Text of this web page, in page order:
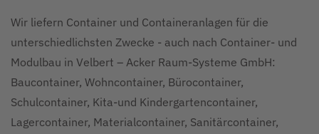
Wir liefern Container und Containeranlagen für die
unterschiedlichsten Zwecke - auch nach Container- und
Modulbau in Velbert – Acker Raum-Systeme GmbH:
Baucontainer, Wohncontainer, Bürocontainer,
Schulcontainer, Kita-und Kindergartencontainer,
Lagercontainer, Materialcontainer, Sanitärcontainer,